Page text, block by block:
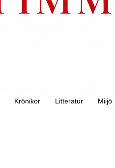
Krönikor Litteratur Miljö